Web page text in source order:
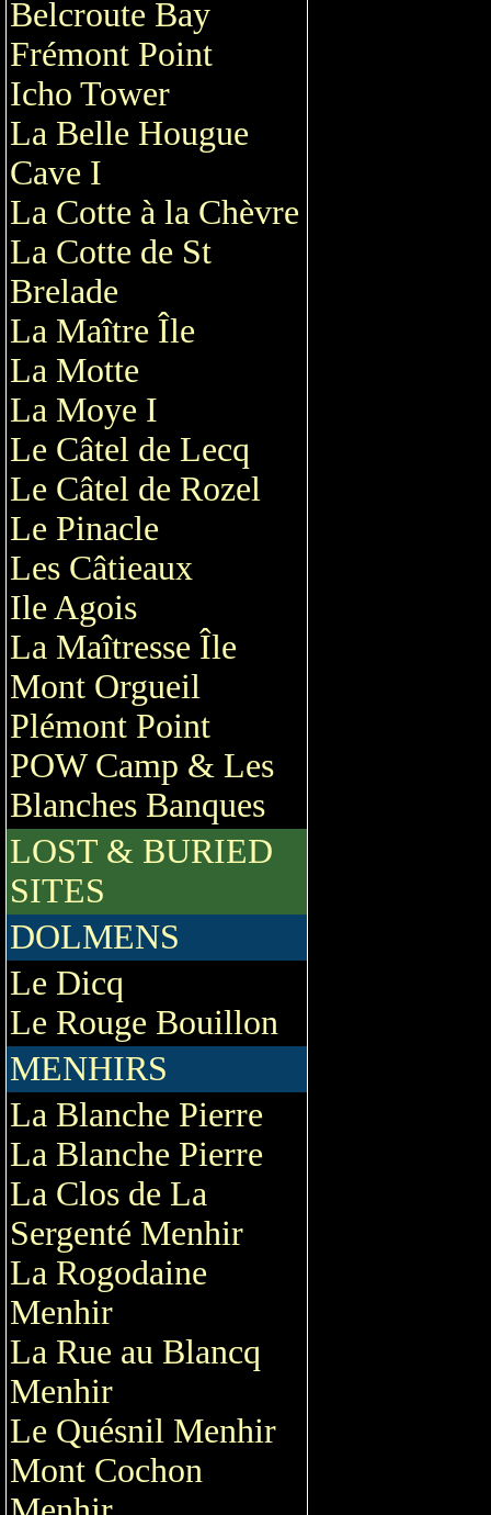
Belcroute Bay
Frémont Point
Icho Tower
La Belle Hougue
Cave I
La Cotte à la Chèvre
La Cotte de St
Brelade
La Maître Île
La Motte
La Moye I
Le Câtel de Lecq
Le Câtel de Rozel
Le Pinacle
Les Câtieaux
Ile Agois
La Maîtresse Île
Mont Orgueil
Plémont Point
POW Camp & Les
Blanches Banques
LOST & BURIED
SITES
DOLMENS
Le Dicq
Le Rouge Bouillon
MENHIRS
La Blanche Pierre
La Blanche Pierre
La Clos de La
Sergenté Menhir
La Rogodaine
Menhir
La Rue au Blancq
Menhir
Le Quésnil Menhir
Mont Cochon